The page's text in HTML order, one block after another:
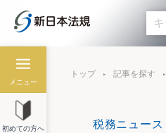
メニュー
初めての方へ
トップ 記事を探す
税務ニュース